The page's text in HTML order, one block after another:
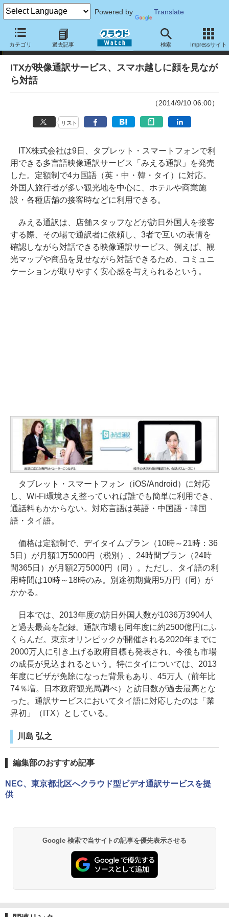
Powered by Translate
カテゴリ 過去記事 検索 Impressサイト
ニュース
ITXが映像通訳サービス、スマホ越しに顔を見なが
ら対話
（2014/9/10 06:00）
リスト
ITX株式会社は9日、タブレット・スマートフォンで利
用できる多言語映像通訳サービス「みえる通訳」を発売
した。定額制で4カ国語（英・中・韓・タイ）に対応。
外国人旅行者が多い観光地を中心に、ホテルや商業施
設・各種店舗の接客時などに利用できる。
みえる通訳は、店舗スタッフなどが訪日外国人を接客
する際、その場で通訳者に依頼し、3者で互いの表情を
確認しながら対話できる映像通訳サービス。例えば、観
光マップや商品を見せながら対話できるため、コミュニ
ケーションが取りやすく安心感を与えられるという。
タブレット・スマートフォン（iOS/Android）に対応
し、Wi-Fi環境さえ整っていれば誰でも簡単に利用でき、
通話料もかからない。対応言語は英語・中国語・韓国
語・タイ語。
価格は定額制で、デイタイムプラン（10時～21時：36
5日）が月額1万5000円（税別）、24時間プラン（24時
間365日）が月額2万5000円（同）。ただし、タイ語の利
用時間は10時～18時のみ。別途初期費用5万円（同）が
かかる。
日本では、2013年度の訪日外国人数が1036万3904人
と過去最高を記録。通訳市場も同年度に約2500億円にふ
くらんだ。東京オリンピックが開催される2020年までに
2000万人に引き上げる政府目標も発表され、今後も市場
の成長が見込まれるという。特にタイについては、2013
年度にビザが免除になった背景もあり、45万人（前年比
74％増。日本政府観光局調べ）と訪日数が過去最高とな
った。通訳サービスにおいてタイ語に対応したのは「業
界初」（ITX）としている。
川島 弘之
編集部のおすすめ記事
NEC、東京都北区へクラウド型ビデオ通訳サービスを提
供
Google 検索で当サイトの記事を優先表示させる